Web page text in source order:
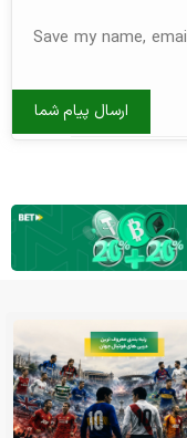
Save my name,